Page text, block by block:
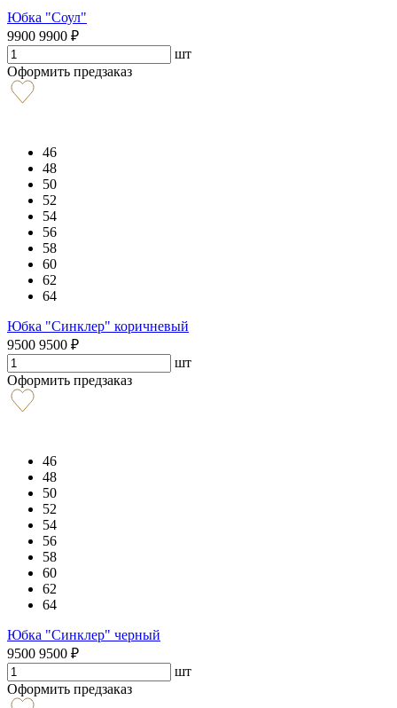
Юбка "Соул"
9900 9900 ₽
шт
Оформить предзаказ
46
48
50
52
54
56
58
60
62
64
Юбка "Синклер" коричневый
9500 9500 ₽
шт
Оформить предзаказ
46
48
50
52
54
56
58
60
62
64
Юбка "Синклер" черный
9500 9500 ₽
шт
Оформить предзаказ